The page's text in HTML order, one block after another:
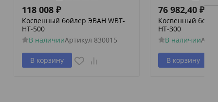
118 008 ₽
Косвенный бойлер ЭВАН WBT-
HT-500
В наличииАртикул 830015
В корзину
76 982,40 ₽
Косвенный
HT-300
В наличии
В корзину